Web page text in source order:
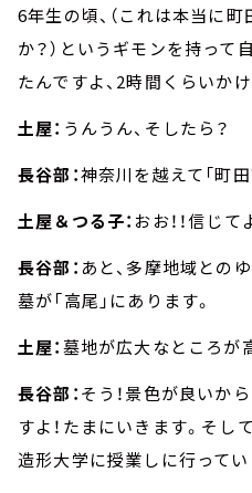
6年生の頃、（これは本当に
か？）というギモンを持って
たんですよ、2時間くらいかけ
土屋： うんうん、そしたら？
長谷部：神奈川を越えて「町
土屋＆つる子： おお！！信じて
長谷部： あと、多摩地域との
墓が「高尾」にあります。
土屋：墓地が広大なところが
長谷部：そう！景色が良いか
すよ！たまにいきます。そし
造形大学に授業しに行ってい